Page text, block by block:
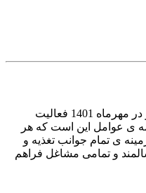
مگ فود در آذر ماه 1400 ایجاد شده و در مهرماه 1401 فعالیت
ی عوامل این است که هر
ی تمام جوانب تغذیه و
و تمامی مشاغل فراهم